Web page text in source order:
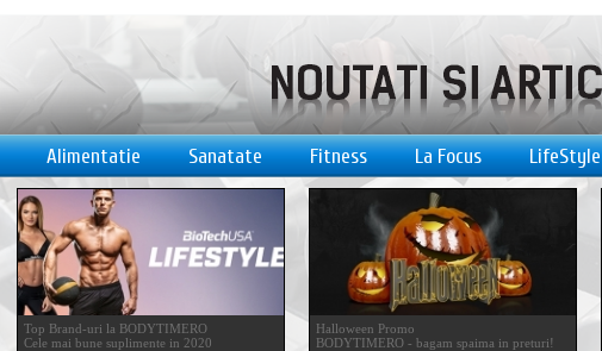
Alimentatie Sanatate Fitness La Focus LifeStyle
Top Brand-uri la BODYTIMERO
Cele mai bune suplimente in 2020
Halloween Promo
BODYTIMERO - bagam spaima in preturi!